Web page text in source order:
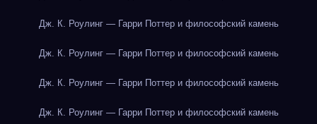
Дж. К. Роулинг — Гарри Поттер и философский камень
Дж. К. Роулинг — Гарри Поттер и философский камень
Дж. К. Роулинг — Гарри Поттер и философский камень
Дж. К. Роулинг — Гарри Поттер и философский камень